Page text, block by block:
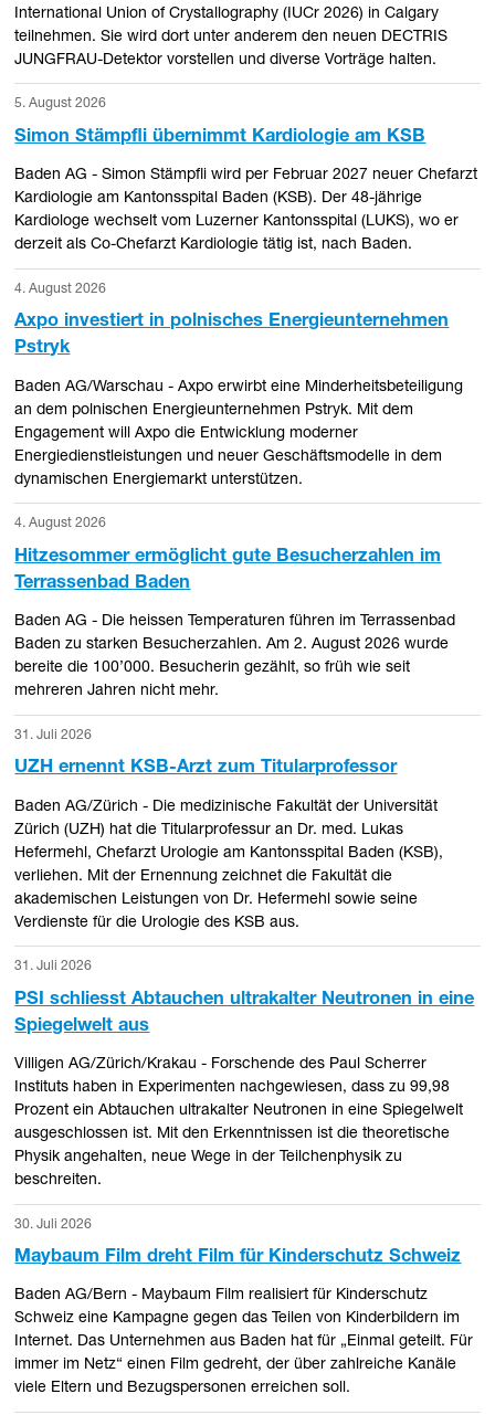
International Union of Crystallography (IUCr 2026) in Calgary
teilnehmen. Sie wird dort unter anderem den neuen DECTRIS
JUNGFRAU-Detektor vorstellen und diverse Vorträge halten.
Simon Stämpfli übernimmt Kardiologie am KSB
5. August 2026
Baden AG - Simon Stämpfli wird per Februar 2027 neuer Chefarzt
Kardiologie am Kantonsspital Baden (KSB). Der 48-jährige
Kardiologe wechselt vom Luzerner Kantonsspital (LUKS), wo er
derzeit als Co-Chefarzt Kardiologie tätig ist, nach Baden.
Axpo investiert in polnisches Energieunternehmen
Pstryk
4. August 2026
Baden AG/Warschau - Axpo erwirbt eine Minderheitsbeteiligung
an dem polnischen Energieunternehmen Pstryk. Mit dem
Engagement will Axpo die Entwicklung moderner
Energiedienstleistungen und neuer Geschäftsmodelle in dem
dynamischen Energiemarkt unterstützen.
Hitzesommer ermöglicht gute Besucherzahlen im
Terrassenbad Baden
4. August 2026
Baden AG - Die heissen Temperaturen führen im Terrassenbad
Baden zu starken Besucherzahlen. Am 2. August 2026 wurde
bereite die 100’000. Besucherin gezählt, so früh wie seit
mehreren Jahren nicht mehr.
UZH ernennt KSB-Arzt zum Titularprofessor
31. Juli 2026
Baden AG/Zürich - Die medizinische Fakultät der Universität
Zürich (UZH) hat die Titularprofessur an Dr. med. Lukas
Hefermehl, Chefarzt Urologie am Kantonsspital Baden (KSB),
verliehen. Mit der Ernennung zeichnet die Fakultät die
akademischen Leistungen von Dr. Hefermehl sowie seine
Verdienste für die Urologie des KSB aus.
PSI schliesst Abtauchen ultrakalter Neutronen in eine
Spiegelwelt aus
31. Juli 2026
Villigen AG/Zürich/Krakau - Forschende des Paul Scherrer
Instituts haben in Experimenten nachgewiesen, dass zu 99,98
Prozent ein Abtauchen ultrakalter Neutronen in eine Spiegelwelt
ausgeschlossen ist. Mit den Erkenntnissen ist die theoretische
Physik angehalten, neue Wege in der Teilchenphysik zu
beschreiten.
Maybaum Film dreht Film für Kinderschutz Schweiz
30. Juli 2026
Baden AG/Bern - Maybaum Film realisiert für Kinderschutz
Schweiz eine Kampagne gegen das Teilen von Kinderbildern im
Internet. Das Unternehmen aus Baden hat für „Einmal geteilt. Für
immer im Netz“ einen Film gedreht, der über zahlreiche Kanäle
viele Eltern und Bezugspersonen erreichen soll.